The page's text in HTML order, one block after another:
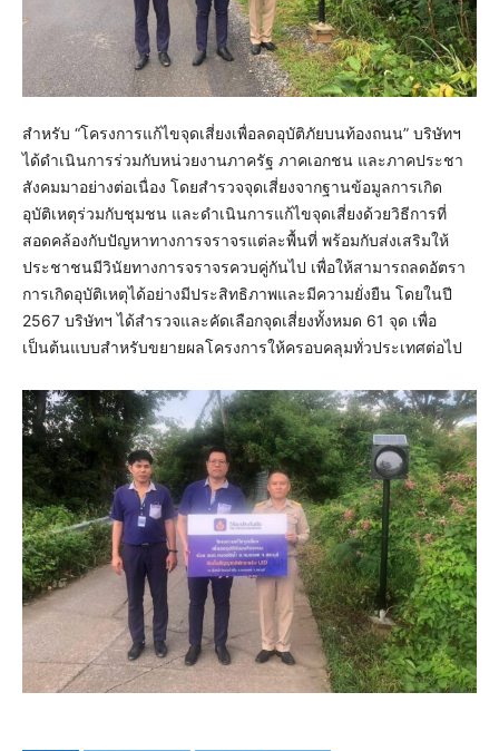
สำหรับ “โครงการแก้ไขจุดเสี่ยงเพื่อลดอุบัติภัยบนท้องถนน” บริษัทฯ
ได้ดำเนินการร่วมกับหน่วยงานภาครัฐ ภาคเอกชน และภาคประชา
สังคมมาอย่างต่อเนื่อง โดยสำรวจจุดเสี่ยงจากฐานข้อมูลการเกิด
อุบัติเหตุร่วมกับชุมชน และดำเนินการแก้ไขจุดเสี่ยงด้วยวิธีการที่
สอดคล้องกับปัญหาทางการจราจรแต่ละพื้นที่ พร้อมกับส่งเสริมให้
ประชาชนมีวินัยทางการจราจรควบคู่กันไป เพื่อให้สามารถลดอัตรา
การเกิดอุบัติเหตุได้อย่างมีประสิทธิภาพและมีความยั่งยืน โดยในปี
2567 บริษัทฯ ได้สำรวจและคัดเลือกจุดเสี่ยงทั้งหมด 61 จุด เพื่อ
เป็นต้นแบบสำหรับขยายผลโครงการให้ครอบคลุมทั่วประเทศต่อไป